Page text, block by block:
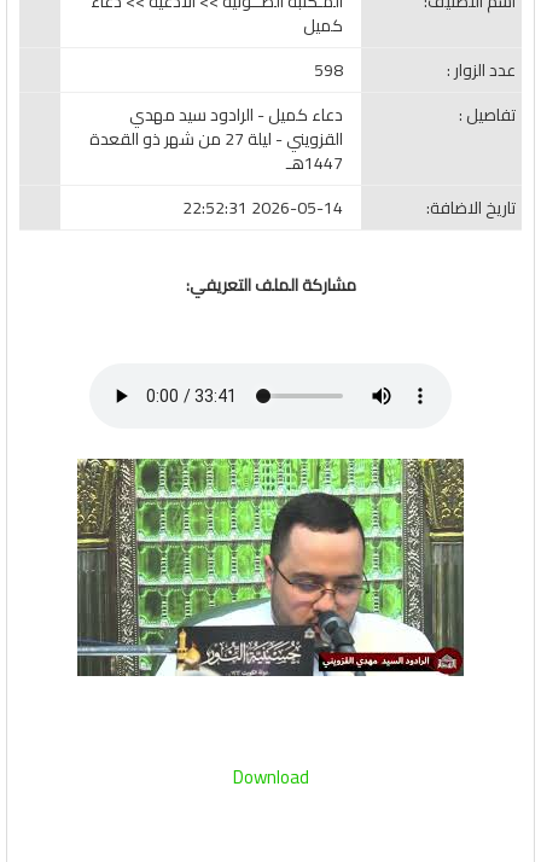
كميل
عدد الزوار :
598
تفاصيل :
دعاء كميل - الرادود سيد مهدي
القزويني - ليلة 27 من شهر ذو القعدة
1447هـ
تاريخ الاضافة:
2026-05-14 22:52:31
مشاركة الملف التعريفي:
Download